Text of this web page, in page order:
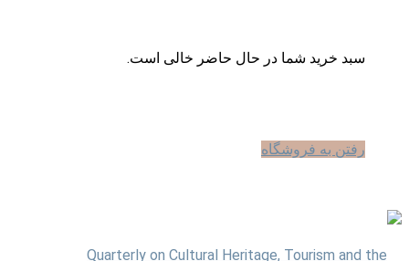
سبد خرید شما در حال حاضر خالی است.
رفتن به فروشگاه